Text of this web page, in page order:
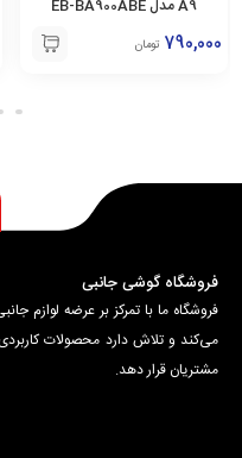
2018 A6 مدل EB-BJ800ABE
960,000 تومان
فروشگاه گوشی جانبی
فروشگاه ما با تمرکز بر عرضه لوازم
می‌کند و تلاش دارد محصولات
مشتریان قرار دهد.